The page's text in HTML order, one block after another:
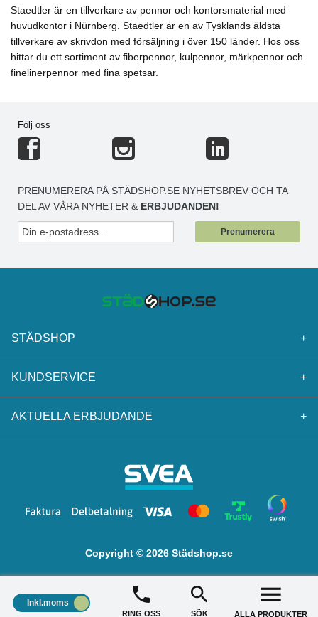
Staedtler är en tillverkare av pennor och kontorsmaterial med
huvudkontor i Nürnberg. Staedtler är en av Tysklands äldsta
tillverkare av skrivdon med försäljning i över 150 länder. Hos oss
hittar du ett sortiment av fiberpennor, kulpennor, märkpennor och
finelinerpennor med fina spetsar.
Följ oss
PRENUMERERA PÅ STÄDSHOP.SE NYHETSBREV OCH TA
DEL AV VÅRA NYHETER & ERBJUDANDEN!
Prenumerera
STÄDSHOP +
KUNDSERVICE +
AKTUELLA ERBJUDANDE +
Copyright © 2026 Städshop.se
Inkl.moms
RING OSS SÖK ALLA PRODUKTER